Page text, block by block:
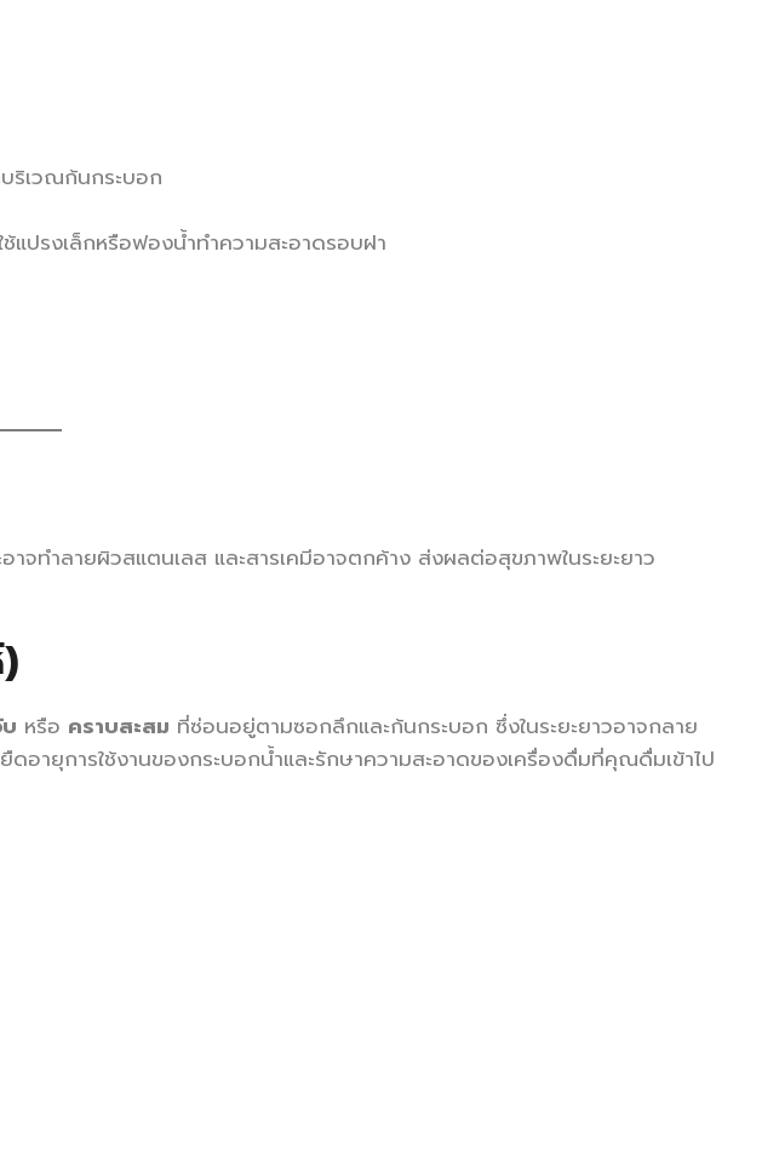
บริเวณก้นกระบอก
แปรงเล็กหรือฟองน้ำทำความสะอาดรอบฝา
อาจทำลายผิวสแตนเลส และสารเคมีอาจตกค้าง ส่งผลต่อสุขภาพในระยะยาว
หรือ คราบสะสม ที่ซ่อนอยู่ตามซอกลึกและก้นกระบอก ซึ่งในระยะยาวอาจกลาย
อายุการใช้งานของกระบอกน้ำและรักษาความสะอาดของเครื่องดื่มที่คุณดื่มเข้าไป